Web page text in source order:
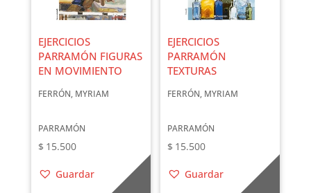
EJERCICIOS
PARRAMÓN FIGURAS
EN MOVIMIENTO
FERRÓN, MYRIAM
PARRAMÓN
$ 15.500
Guardar
EJERCICIOS
PARRAMÓN
TEXTURAS
FERRÓN, MYRIAM
PARRAMÓN
$ 15.500
Guardar